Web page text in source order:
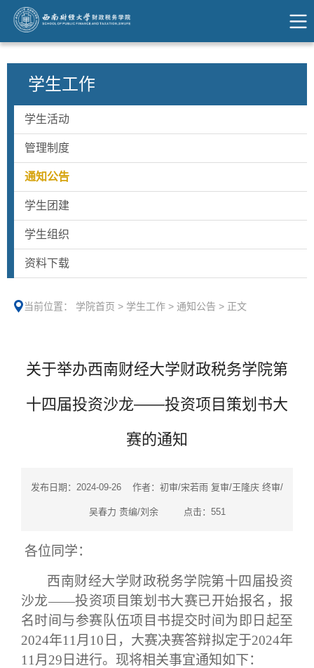
学生工作
学生活动
管理制度
通知公告
学生团建
学生组织
资料下载
当前位置： 学院首页 > 学生工作 > 通知公告 > 正文
关于举办西南财经大学财政税务学院第
十四届投资沙龙——投资项目策划书大
赛的通知
发布日期：2024-09-26 作者：初审/宋若雨 复审/王隆庆 终审/
吴春力 责编/刘余 点击： 551
各位同学：
西南财经大学财政税务学院第十四 届投资
沙龙——投资项目策划书大赛已开始报名 ，报
名时间与参赛队伍项目书提交时间为即日起至
2024年11月 10 日 ，大赛决赛答辩拟定于2024年
11月29 日 进行。现将相关事宜通知如下：